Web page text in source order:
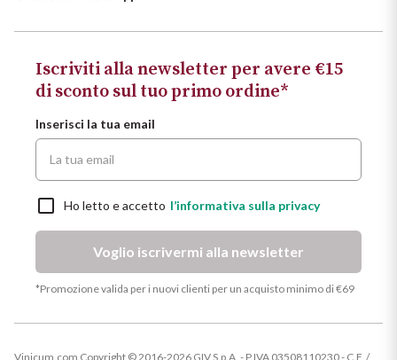
Iscriviti alla newsletter per avere €15
di sconto sul tuo primo ordine*
Inserisci la tua email
Ho letto e accetto l’informativa sulla privacy
Voglio iscrivermi alla newsletter
*Promozione valida per i nuovi clienti per un acquisto minimo di €69
Vinicum.com Copyright © 2016-2026 GIV S.p.A. - P.IVA 03508110230 - C.F. /